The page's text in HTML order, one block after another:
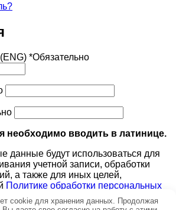
*Обязательно
необходимо вводить в латинице.
данные будут использоваться для
учетной записи, обработки
а также для иных целей,
Политике обработки персональных
cookie для хранения данных. Продолжая